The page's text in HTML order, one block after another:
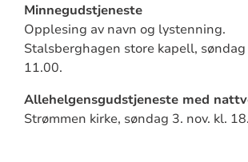
Minnegudstjeneste
Opplesing av navn og lystenning.
Stalsberghagen store kapell,
11.00.
Allehelgensgudstjeneste med
Strømmen kirke, søndag 3. nov. kl.